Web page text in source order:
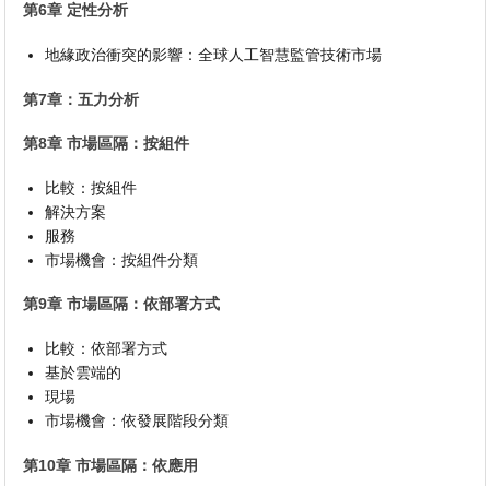
第6章 定性分析
地緣政治衝突的影響：全球人工智慧監管技術市場
第7章：五力分析
第8章 市場區隔：按組件
比較：按組件
解決方案
服務
市場機會：按組件分類
第9章 市場區隔：依部署方式
比較：依部署方式
基於雲端的
現場
市場機會：依發展階段分類
第10章 市場區隔：依應用